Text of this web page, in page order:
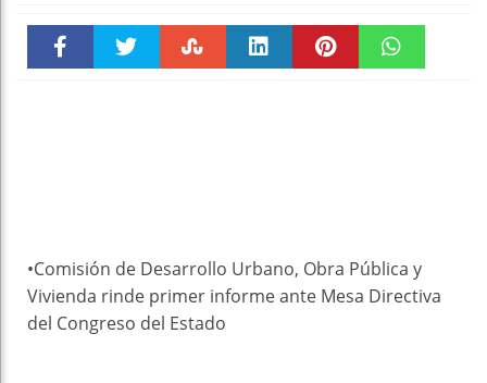
•Comisión de Desarrollo Urbano, Obra Pública y
Vivienda rinde primer informe ante Mesa Directiva
del Congreso del Estado